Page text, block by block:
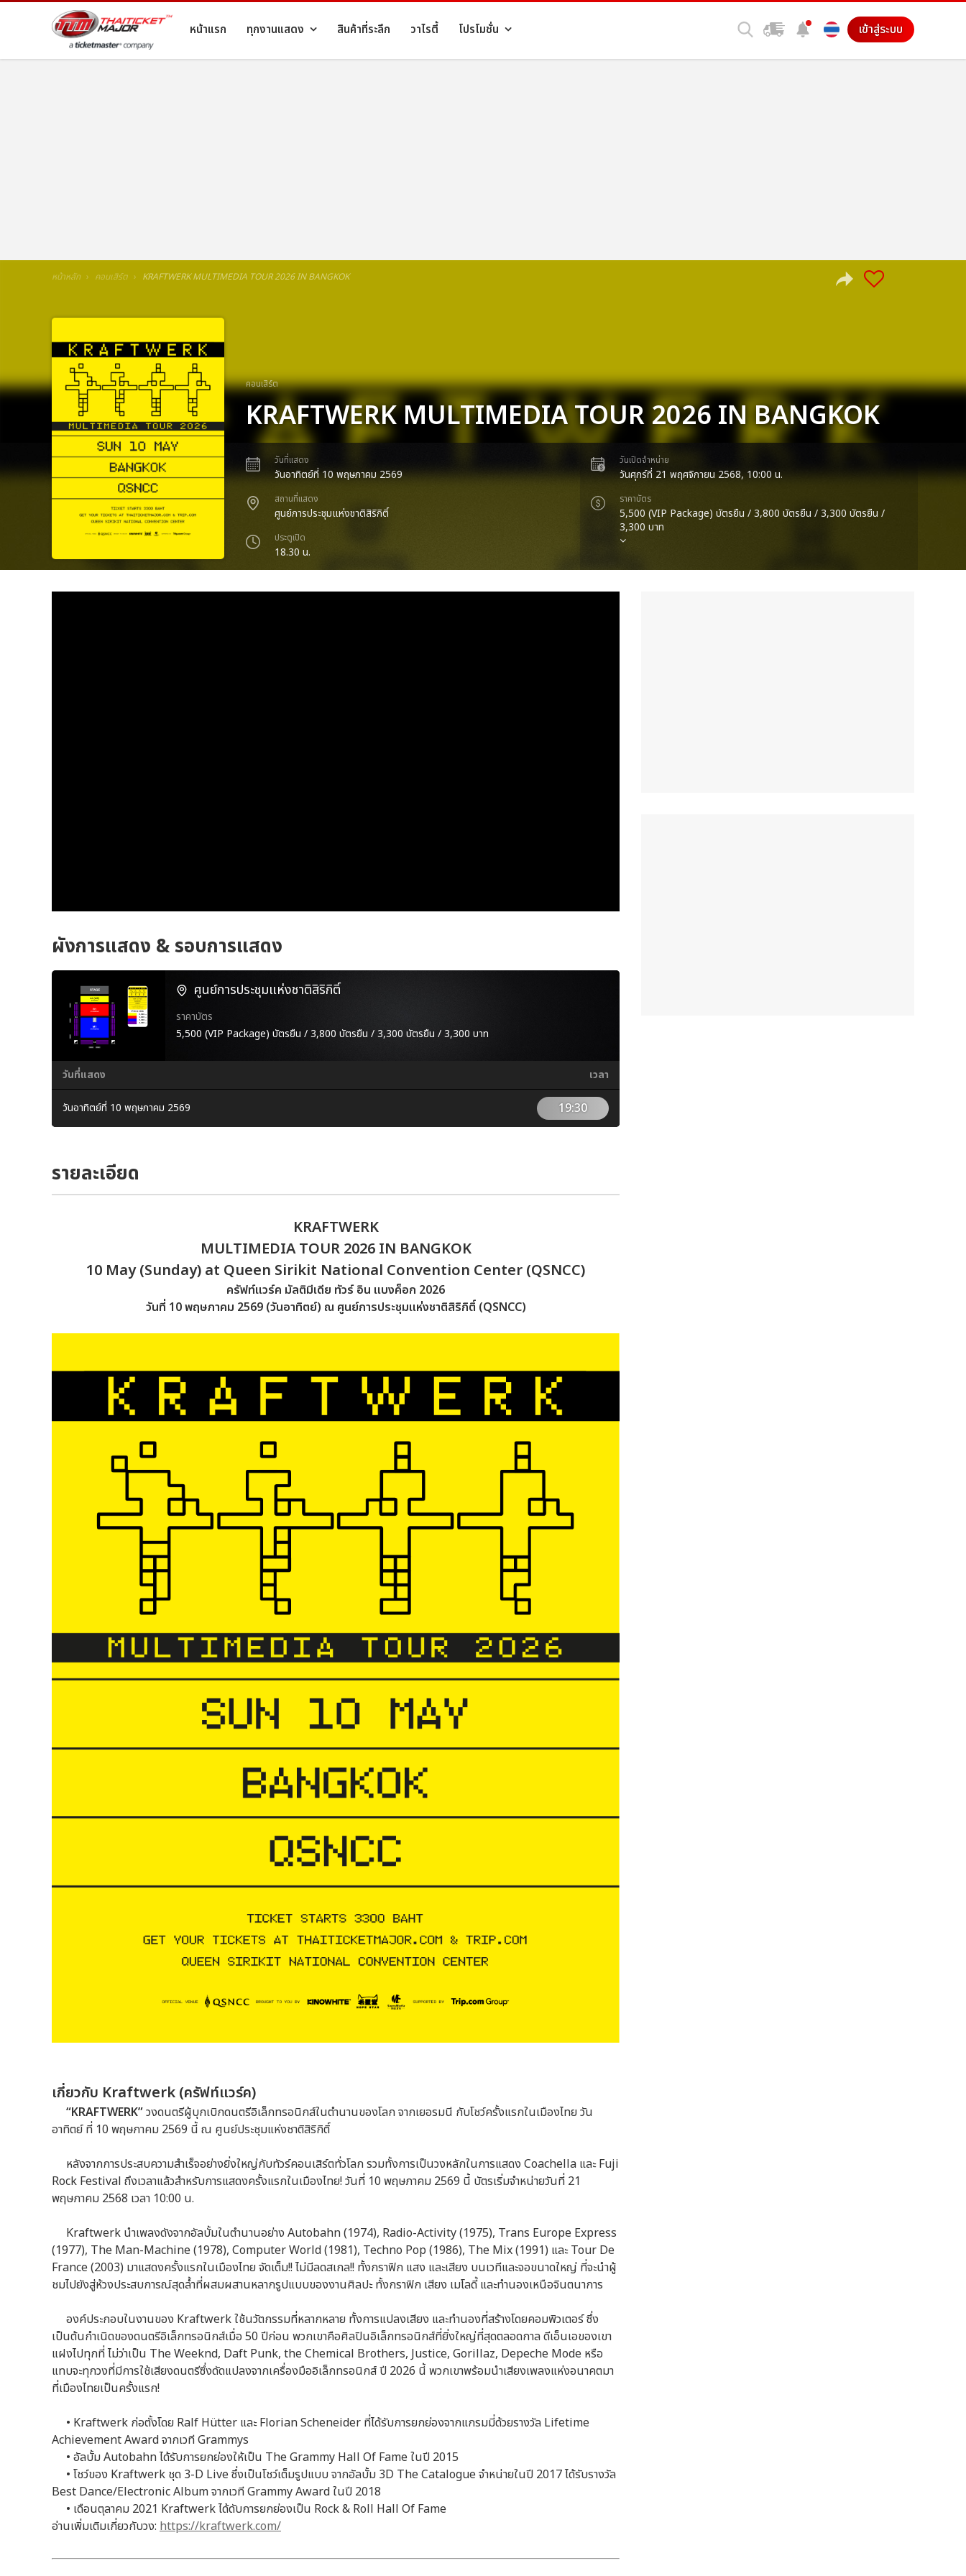
หน้าแรก ทุกงานแสดง สินค้าที่ระลึก วาไรตี้ โปรโมชั่น เข้าสู่ระบบ
หน้าหลัก คอนเสิร์ต KRAFTWERK MULTIMEDIA TOUR 2026 IN BANGKOK
คอนเสิร์ต
KRAFTWERK MULTIMEDIA TOUR 2026 IN BANGKOK
วันที่แสดง
วันอาทิตย์ที่ 10 พฤษภาคม 2569
สถานที่แสดง
ศูนย์การประชุมแห่งชาติสิริกิติ์
ประตูเปิด
18.30 น.
วันเปิดจำหน่าย
วันศุกร์ที่ 21 พฤศจิกายน 2568, 10:00 น.
ราคาบัตร
5,500 (VIP Package) บัตรยืน / 3,800 บัตรยืน / 3,300 บัตรยืน /
3,300 บาท
ผังการแสดง & รอบการแสดง
ศูนย์การประชุมแห่งชาติสิริกิติ์
ราคาบัตร
5,500 (VIP Package) บัตรยืน / 3,800 บัตรยืน / 3,300 บัตรยืน / 3,300 บาท
วันที่แสดง เวลา
วันอาทิตย์ที่ 10 พฤษภาคม 2569 19:30
รายละเอียด
KRAFTWERK
MULTIMEDIA TOUR 2026 IN BANGKOK
10 May (Sunday) at Queen Sirikit National Convention Center (QSNCC)
ครัฟท์แวร์ค มัลติมีเดีย ทัวร์ อิน แบงค็อก 2026
วันที่ 10 พฤษภาคม 2569 (วันอาทิตย์) ณ ศูนย์การประชุมแห่งชาติสิริกิติ์ (QSNCC)
เกี่ยวกับ Kraftwerk (ครัฟท์แวร์ค)
“KRAFTWERK”วงดนตรีผู้บุกเบิกดนตรีอิเล็กทรอนิกส์ในตำนานของโลก จากเยอรมนี กับโชว์ครั้งแรกในเมืองไทย วัน
อาทิตย์ ที่ 10 พฤษภาคม 2569 นี้ ณ ศูนย์ประชุมแห่งชาติสิริกิติ์
หลังจากการประสบความสำเร็จอย่างยิ่งใหญ่กับทัวร์คอนเสิร์ตทั่วโลก รวมทั้งการเป็นวงหลักในการแสดง Coachella และ Fuji
Rock Festival ถึงเวลาแล้วสำหรับการแสดงครั้งแรกในเมืองไทย! วันที่ 10 พฤษภาคม 2569 นี้ บัตรเริ่มจำหน่ายวันที่ 21
พฤษภาคม 2568 เวลา 10:00 น.
Kraftwerk นำเพลงดังจากอัลบั้มในตำนานอย่าง Autobahn (1974), Radio-Activity (1975), Trans Europe Express
(1977), The Man-Machine (1978), Computer World (1981), Techno Pop (1986), The Mix (1991) และ Tour De
France (2003) มาแสดงครั้งแรกในเมืองไทย จัดเต็ม!! ไม่มีลดสเกล!! ทั้งกราฟิก แสง และเสียง บนเวทีและจอขนาดใหญ่ ที่จะนำผู้
ชมไปยังสู่ห้วงประสบการณ์สุดล้ำที่ผสมผสานหลากรูปแบบของงานศิลปะ ทั้งกราฟิก เสียง เมโลดี้ และทำนองเหนือจินตนาการ
องค์ประกอบในงานของ Kraftwerk ใช้นวัตกรรมที่หลากหลาย ทั้งการแปลงเสียง และทำนองที่สร้างโดยคอมพิวเตอร์ ซึ่ง
เป็นต้นกำเนิดของดนตรีอิเล็กทรอนิกส์เมื่อ 50 ปีก่อน พวกเขาคือศิลปินอิเล็กทรอนิกส์ที่ยิ่งใหญ่ที่สุดตลอดกาล ดีเอ็นเอของเขา
แฝงไปทุกที่ ไม่ว่าเป็น The Weeknd, Daft Punk, the Chemical Brothers, Justice, Gorillaz, Depeche Mode หรือ
แทบจะทุกวงที่มีการใช้เสียงดนตรีซึ่งดัดแปลงจากเครื่องมืออิเล็กทรอนิกส์ ปี 2026 นี้ พวกเขาพร้อมนำเสียงเพลงแห่งอนาคตมา
ที่เมืองไทยเป็นครั้งแรก!
• Kraftwerk ก่อตั้งโดย Ralf Hütter และ Florian Scheneider ที่ได้รับการยกย่องจากแกรมมี่ด้วยรางวัล Lifetime
Achievement Award จากเวที Grammys
• อัลบั้ม Autobahn ได้รับการยกย่องให้เป็น The Grammy Hall Of Fame ในปี 2015
• โชว์ของ Kraftwerk ชุด 3-D Live ซึ่งเป็นโชว์เต็มรูปแบบ จากอัลบั้ม 3D The Catalogue จำหน่ายในปี 2017 ได้รับรางวัล
Best Dance/Electronic Album จากเวที Grammy Award ในปี 2018
• เดือนตุลาคม 2021 Kraftwerk ได้ดับการยกย่องเป็น Rock & Roll Hall Of Fame
อ่านเพิ่มเติมเกี่ยวกับวง: https://kraftwerk.com/